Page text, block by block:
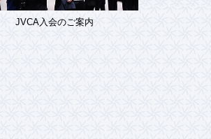
JVCA入会のご案内